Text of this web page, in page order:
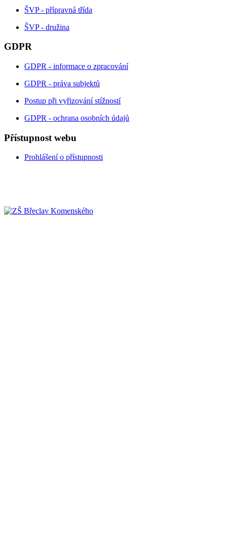
ŠVP - přípravná třída
ŠVP - družina
GDPR
GDPR - informace o zpracování
GDPR - práva subjektů
Postup při vyřizování stížností
GDPR - ochrana osobních údajů
Přístupnost webu
Prohlášení o přístupnosti